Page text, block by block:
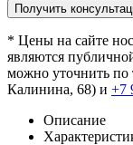
Получить
* Цены на сайте
являются
можно уточнить по
Калинина, 68) и +7
Описание